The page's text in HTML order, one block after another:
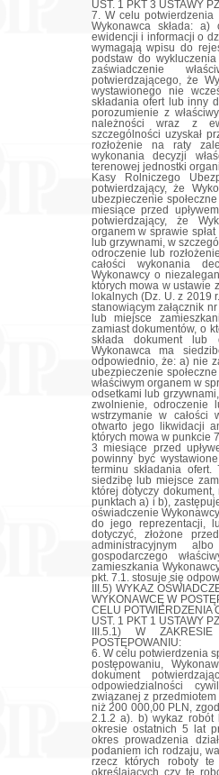
UST. 1 PKT 3 USTAWY
7. W celu potwierdzenia
Wykonawca składa:
ewidencji i informacji o
wymagają wpisu do
podstaw do
zaświadczenie
potwierdzającego, że
wystawionego nie
składania ofert lub inny
porozumienie z
należności wraz z
szczególności uzyskał
rozłożenie na raty
wykonania decyzji
terenowej jednostki
Kasy Rolniczego
potwierdzający, że
ubezpieczenie
miesiące przed
potwierdzający, że
organem w sprawie
lub grzywnami, w
odroczenie lub
całości wykonania
Wykonawcy o
których mowa w ustawie
lokalnych (Dz. U. z 2019
stanowiącym załącznik
lub miejsce
zamiast dokumentów, o
składa dokument lub
Wykonawca ma
odpowiednio, że: a) nie
ubezpieczenie
właściwym organem w
odsetkami lub
zwolnienie, odroczenie
wstrzymanie w całości
otwarto jego likwidacji
których mowa w punkcie
3 miesiące przed
powinny być
terminu składania
siedzibę lub miejsce
której dotyczy
punktach a) i b),
oświadczenie
do jego reprezentacji,
dotyczyć, złożone
administracyjnym
gospodarczego
zamieszkania
pkt. 7.1. stosuje się
III.5) WYKAZ
WYKONAWCĘ W
CELU POTWIERDZENIA
UST. 1 PKT 1 USTAWY
III.5.1) W
POSTĘPOWANIU:
6. W celu potwierdzenia
postępowaniu,
dokument
odpowiedzialności
związanej z
niż 200 000,00 PLN,
2.1.2 a). b) wykaz robót
okresie ostatnich 5 lat
okres prowadzenia
podaniem ich rodzaju,
rzecz których roboty te
określających czy te